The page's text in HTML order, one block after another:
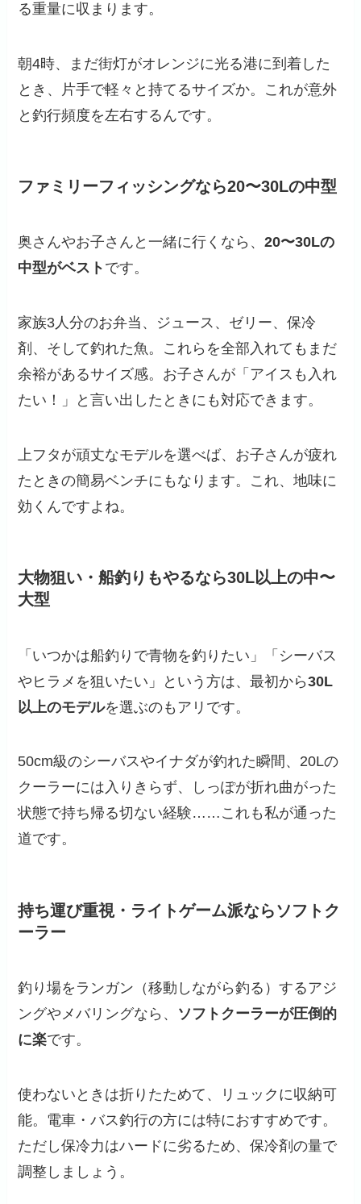
る重量に収まります。
朝4時、まだ街灯がオレンジに光る港に到着した
とき、片手で軽々と持てるサイズか。これが意外
と釣行頻度を左右するんです。
ファミリーフィッシングなら20〜30Lの中型
奥さんやお子さんと一緒に行くなら、20〜30Lの
中型がベスト です。
家族3人分のお弁当、ジュース、ゼリー、保冷
剤、そして釣れた魚。これらを全部入れてもまだ
余裕があるサイズ感。お子さんが「アイスも入れ
たい！」と言い出したときにも対応できます。
上フタが頑丈なモデルを選べば、お子さんが疲れ
たときの簡易ベンチにもなります。これ、地味に
効くんですよね。
大物狙い・船釣りもやるなら30L以上の中〜
大型
「いつかは船釣りで青物を釣りたい」「シーバス
やヒラメを狙いたい」という方は、最初から30L
以上のモデルを選ぶのもアリです。
50cm級のシーバスやイナダが釣れた瞬間、20Lの
クーラーには入りきらず、しっぽが折れ曲がった
状態で持ち帰る切ない経験……これも私が通った
道です。
持ち運び重視・ライトゲーム派ならソフトク
ーラー
釣り場をランガン（移動しながら釣る）するアジ
ングやメバリングなら、 ソフトクーラーが圧倒的
に楽です。
使わないときは折りたためて、リュックに収納可
能。電車・バス釣行の方には特におすすめです。
ただし保冷力はハードに劣るため、保冷剤の量で
調整しましょう。